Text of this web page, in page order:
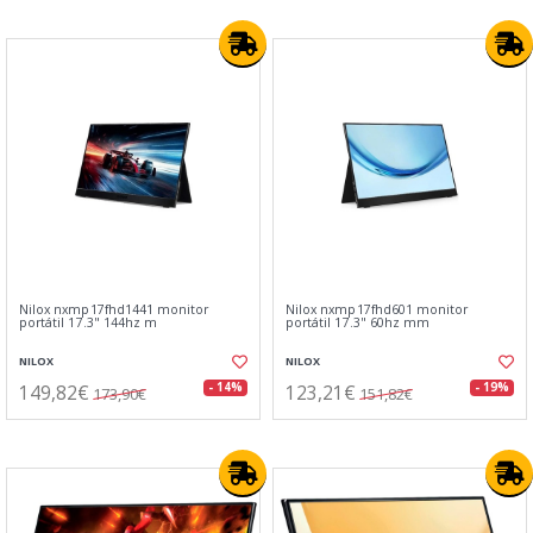
Nilox nxmp17fhd1441 monitor
portátil 17.3" 144hz m
NILOX
149,82€ 173,90€ - 14%
Nilox nxmp17fhd601 monitor
portátil 17.3" 60hz mm
NILOX
123,21€ 151,82€ - 19%